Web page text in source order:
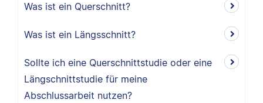
Was ist ein Querschnitt?
Was ist ein Längsschnitt?
Sollte ich eine Querschnittstudie oder eine
Längschnittstudie für meine
Abschlussarbeit nutzen?